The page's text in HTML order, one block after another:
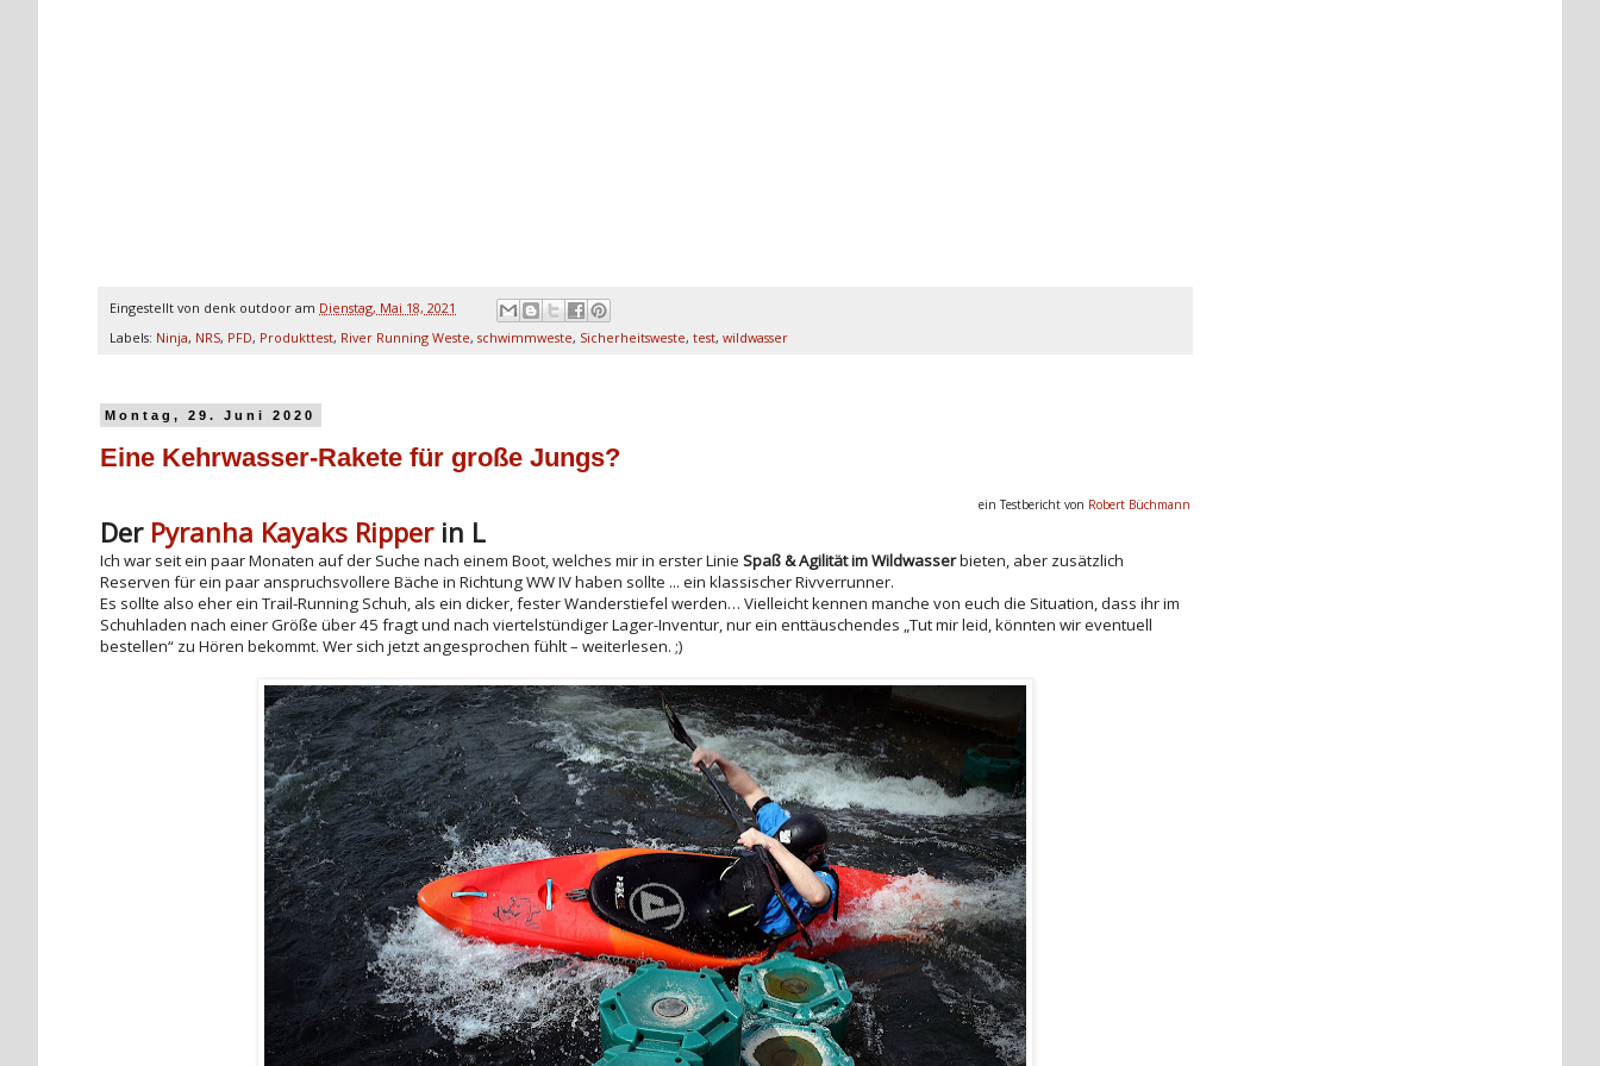
Eingestellt von denk outdoor am Dienstag, Mai 18, 2021
Labels: Ninja, NRS, PFD, Produkttest, River Running Weste, schwimmweste, Sicherheitsweste, test, wildwasser
Montag, 29. Juni 2020
Eine Kehrwasser-Rakete für große Jungs?
ein Testbericht von Robert Büchmann
Der Pyranha Kayaks Ripperin L
Ich war seit ein paar Monaten auf der Suche nach einem Boot, welches mir in erster Linie Spaß & Agilität im Wildwasserbieten, aber zusätzlich
Reserven für ein paar anspruchsvollere Bäche in Richtung WW IV haben sollte ... ein klassischer Rivverrunner.
Es sollte also eher ein Trail-Running Schuh, als ein dicker, fester Wanderstiefel werden… Vielleicht kennen manche von euch die Situation, dass ihr im
Schuhladen nach einer Größe über 45 fragt und nach viertelstündiger Lager-Inventur, nur ein enttäuschendes „Tut mir leid, könnten wir eventuell
bestellen“ zu Hören bekommt. Wer sich jetzt angesprochen fühlt – weiterlesen. ;)